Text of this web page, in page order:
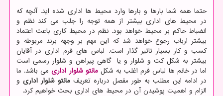
حتما همه شما بارها و بارها وارد محیط ها اداری شده اید. آنچه که
در محیط های اداری بیشتر از همه توجه را جلب می کند نظم و
انضباط حاکم بر محیط خواهد بود. نظم در محیط کاری باعث اعتماد
بیشتر ارباب رجوع خواهد شد که این مهم بر وجهه برند مربوطه و
کسب و کار بسیار تاثیر گذار است. لباس های فرم اداری در آقایان
بیشتر به شکل کت و شلوار و یا گاهی پیراهن و شلوار رسمی است
اما در خانم ها لباس فرم اغلب به شکلمانتو شلوار اداریمی باشد. ما
در ادامه این مطلب به طور مفصل درباره تعریفمانتو شلوار اداری و
الزام و اهمیت پوشیدن آن در محیط های اداری بحث خواهیم کرد.